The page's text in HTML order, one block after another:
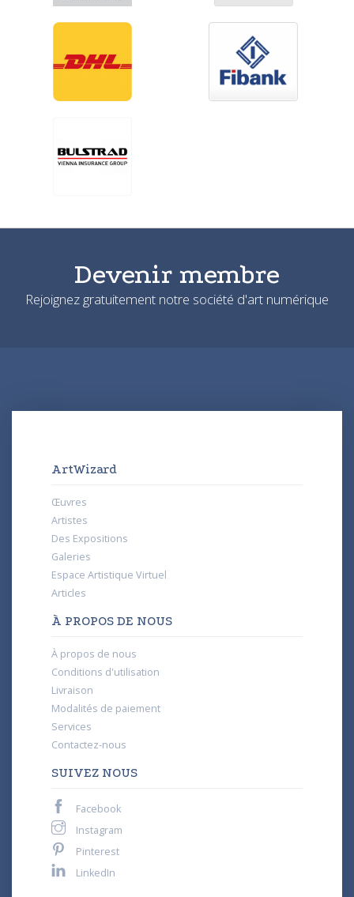
Devenir membre
Rejoignez gratuitement notre société d'art numérique
ArtWizard
Œuvres
Artistes
Des Expositions
Galeries
Espace Artistique Virtuel
Articles
À PROPOS DE NOUS
À propos de nous
Conditions d'utilisation
Livraison
Modalités de paiement
Services
Contactez-nous
SUIVEZ NOUS
Facebook
Instagram
Pinterest
LinkedIn